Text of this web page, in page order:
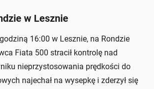
w Lesznie
16:00 w Lesznie, na Rondzie
Fiata 500 stracił kontrolę nad
nieprzystosowania prędkości do
najechał na wysepkę i zderzył się